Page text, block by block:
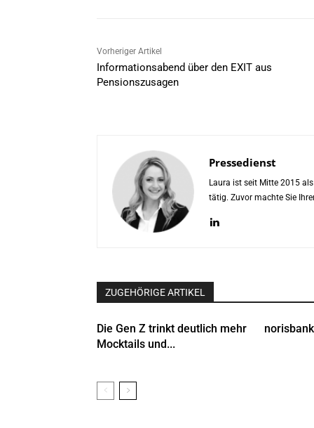
Vorheriger Artikel
Informationsabend über den EXIT aus
Pensionszusagen
Pressedienst
Laura ist seit Mitte 2015
tätig. Zuvor machte Sie
ZUGEHÖRIGE ARTIKEL
Die Gen Z trinkt deutlich mehr
Mocktails und...